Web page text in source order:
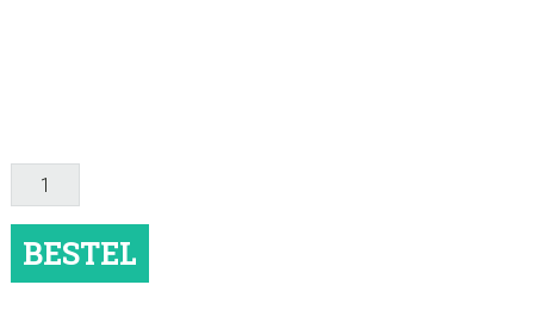
Hondenpenning
luxe
aantal
BESTEL